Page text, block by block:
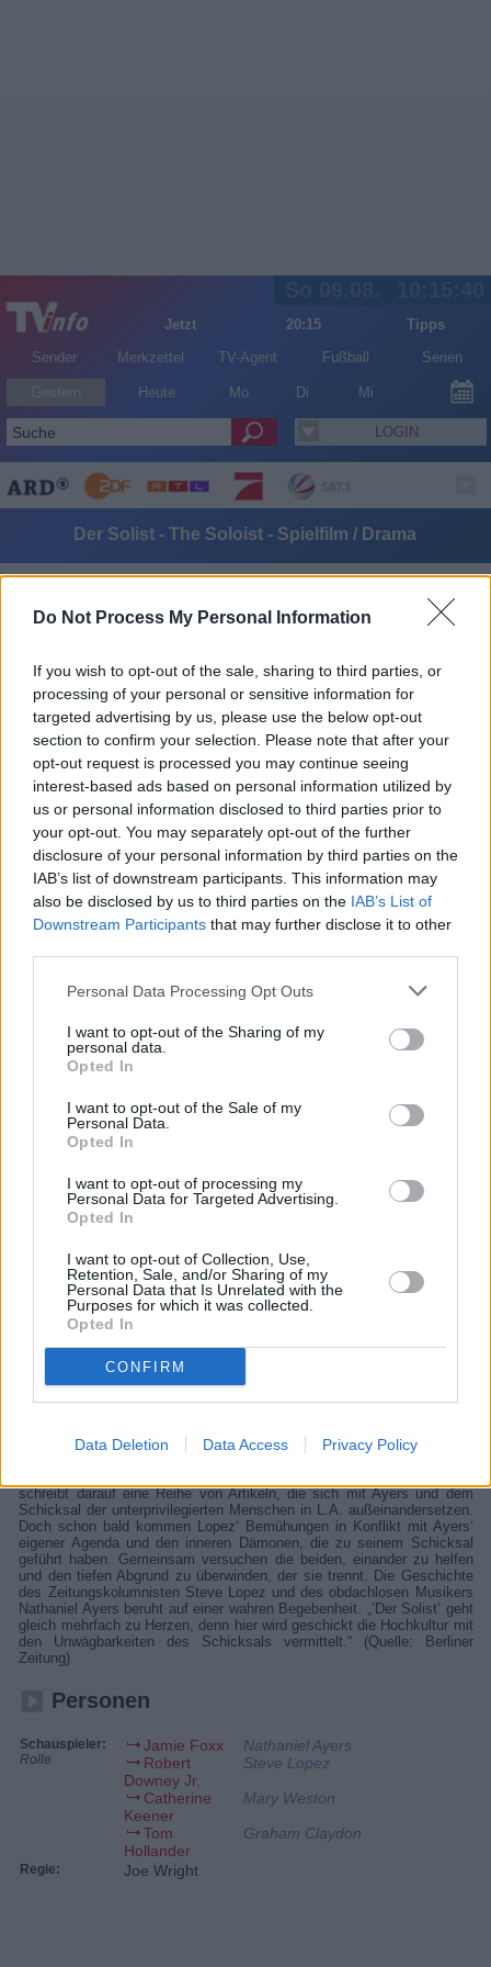
Do Not Process My Personal Information
If you wish to opt-out of the sale, sharing to third parties, or
processing of your personal or sensitive information for
targeted advertising by us, please use the below opt-out
section to confirm your selection. Please note that after your
opt-out request is processed you may continue seeing
interest-based ads based on personal information utilized by
us or personal information disclosed to third parties prior to
your opt-out. You may separately opt-out of the further
disclosure of your personal information by third parties on the
IAB’s list of downstream participants. This information may
also be disclosed by us to third parties on the IAB’s List of
Downstream Participants that may further disclose it to other
Personal Data Processing Opt Outs
I want to opt-out of the Sharing of my
personal data.
Opted In
I want to opt-out of the Sale of my
Personal Data.
Opted In
I want to opt-out of processing my
Personal Data for Targeted Advertising.
Opted In
I want to opt-out of Collection, Use,
Retention, Sale, and/or Sharing of my
Personal Data that Is Unrelated with the
Purposes for which it was collected.
Opted In
CONFIRM
Data Deletion Data Access Privacy Policy
Jetzt 20:15
Tipps
Sender
Merkzettel TV-Agent Fußball Serien
Heute Mo Di Mi
LOGIN
Alle Sender
Der Solist - The Soloist - Spielfilm / Drama
Der Solist (The Soloist)
Großbritannien/ Frankreich,2008
Spielfilm Drama
Details
Steve Lopez, Kolumnist der Los Angeles Times, braucht dringend eine
schreibt darauf eine Reihe von Artikeln, die sich mit Ayers und dem
Schicksal der unterprivilegierten Menschen in L.A. außeinandersetzen.
Doch schon bald kommen Lopez‘ Bemühungen in Konflikt mit Ayers‘
eigener Agenda und den inneren Dämonen, die zu seinem Schicksal
geführt haben. Gemeinsam versuchen die beiden, einander zu helfen
und den tiefen Abgrund zu überwinden, der sie trennt. Die Geschichte
des Zeitungskolumnisten Steve Lopez und des obdachlosen Musikers
Nathaniel Ayers beruht auf einer wahren Begebenheit. „‘Der Solist‘ geht
gleich mehrfach zu Herzen, denn hier wird geschickt die Hochkultur mit
den Unwägbarkeiten des Schicksals vermittelt.“ (Quelle: Berliner
Zeitung)
Personen
Schauspieler:
Rolle
Jamie Foxx
Nathaniel Ayers
Robert
Downey Jr.
Steve Lopez
Catherine
Keener
Mary Weston
Tom
Hollander
Graham Claydon
Regie: Joe Wright